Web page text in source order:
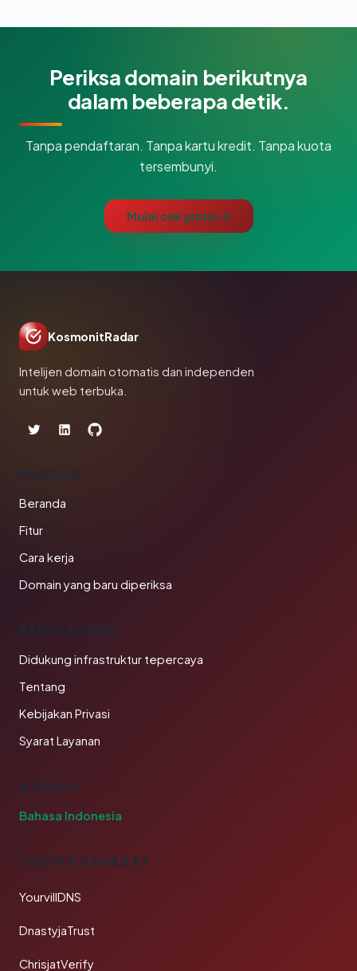
Periksa domain berikutnya
dalam beberapa detik.
Tanpa pendaftaran. Tanpa kartu kredit. Tanpa kuota
tersembunyi.
Mulai cek gratis →
KosmonitRadar
Intelijen domain otomatis dan independen
untuk web terbuka.
PRODUK
Beranda
Fitur
Cara kerja
Domain yang baru diperiksa
PERUSAHAAN
Didukung infrastruktur tepercaya
Tentang
Kebijakan Privasi
Syarat Layanan
BAHASA
Bahasa Indonesia
TAUTAN SAHABAT
YourvillDNS
DnastyjaTrust
ChrisjatVerify